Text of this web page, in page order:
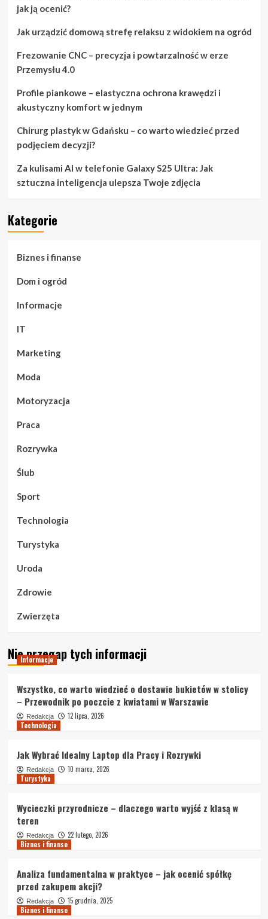
jak ją ocenić?
Jak urządzić domową strefę relaksu z widokiem na ogród
Frezowanie CNC – precyzja i powtarzalność w erze
Przemysłu 4.0
Profile piankowe – elastyczna ochrona krawędzi i
akustyczny komfort w jednym
Chirurg plastyk w Gdańsku – co warto wiedzieć przed
podjęciem decyzji?
Za kulisami AI w telefonie Galaxy S25 Ultra: Jak
sztuczna inteligencja ulepsza Twoje zdjęcia
Kategorie
Biznes i finanse
Dom i ogród
Informacje
IT
Marketing
Moda
Motoryzacja
Praca
Rozrywka
Ślub
Sport
Technologia
Turystyka
Uroda
Zdrowie
Zwierzęta
Nie przegap tych informacji
Informacje
Wszystko, co warto wiedzieć o dostawie bukietów w stolicy
– Przewodnik po poczcie z kwiatami w Warszawie
Redakcja
12 lipca, 2026
Technologia
Jak Wybrać Idealny Laptop dla Pracy i Rozrywki
Redakcja
10 marca, 2026
Turystyka
Wycieczki przyrodnicze – dlaczego warto wyjść z klasą w
teren
Redakcja
22 lutego, 2026
Biznes i finanse
Analiza fundamentalna w praktyce – jak ocenić spółkę
przed zakupem akcji?
Redakcja
15 grudnia, 2025
Biznes i finanse